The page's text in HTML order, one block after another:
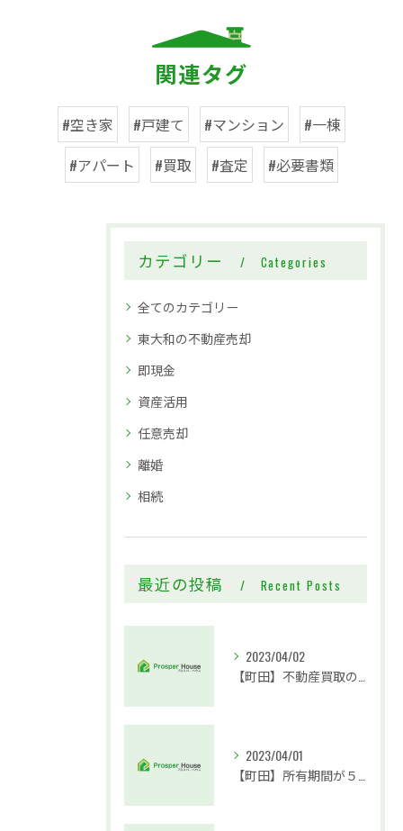
関連タグ
#空き家 #戸建て #マンション
#一棟
#アパート
#買取 #査定 #必要書類
カテゴリー Categories
全てのカテゴリー
東大和の不動産売却
即現金
資産活用
任意売却
離婚
相続
最近の投稿 Recent Posts
2023/04/02
2023/04/01